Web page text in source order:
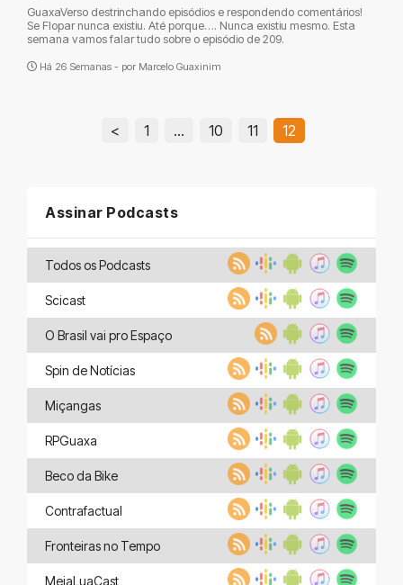
GuaxaVerso destrinchando episódios e respondendo comentários!
Se Flopar nunca existiu. Até porque…. Nunca existiu mesmo. Esta
semana vamos falar tudo sobre o episódio de 209.
Há 26 Semanas - por Marcelo Guaxinim
< 1 … 10 11 12
Assinar Podcasts
Todos os Podcasts
Scicast
O Brasil vai pro Espaço
Spin de Notícias
Miçangas
RPGuaxa
Beco da Bike
Contrafactual
Fronteiras no Tempo
MeiaLuaCast